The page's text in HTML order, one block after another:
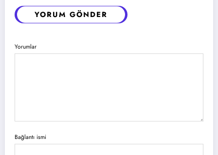
YORUM GÖNDER
Yorumlar
Bağlantı ismi